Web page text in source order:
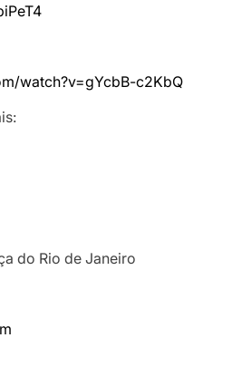
watch?v=gYcbB-c2KbQ
do Rio de Janeiro